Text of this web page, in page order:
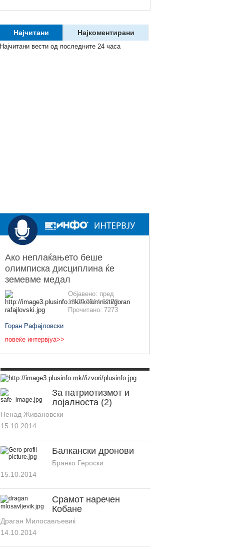
Најчитани Најкоментирани
Најчитани вести од последните 24 часа
Ако неплаќањето беше
олимписка дисциплина ќе
земевме медал
Објавено: пред
18.09.2014 12:00
Прочитано: 7273
Горан Рафајловски
повеќе интервјуа>>
За патриотизмот и
лојалноста (2)
Ненад Живановски
15.10.2014
Балкански дронови
Бранко Героски
15.10.2014
Срамот наречен
Кобане
Драган Милосављевиќ
14.10.2014